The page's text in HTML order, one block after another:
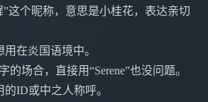
这个昵称，意思是小桂花，表达亲切
在炎国语境中。
场合，直接用“Serene”也没问题。
ID或中之人称呼。